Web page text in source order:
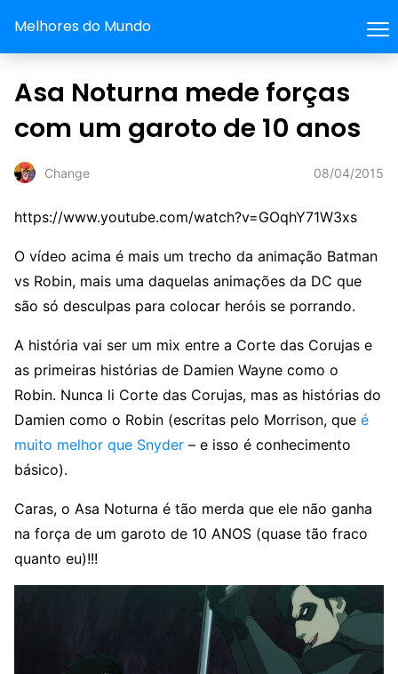
Melhores do Mundo
Asa Noturna mede forças
com um garoto de 10 anos
Change 08/04/2015
https://www.youtube.com/watch?v=GOqhY71W3xs
O vídeo acima é mais um trecho da animação Batman
vs Robin, mais uma daquelas animações da DC que
são só desculpas para colocar heróis se porrando.
A história vai ser um mix entre a Corte das Corujas e
as primeiras histórias de Damien Wayne como o
Robin. Nunca li Corte das Corujas, mas as histórias do
Damien como o Robin (escritas pelo Morrison, que é
muito melhor que Snyder – e isso é conhecimento
básico).
Caras, o Asa Noturna é tão merda que ele não ganha
na força de um garoto de 10 ANOS (quase tão fraco
quanto eu)!!!